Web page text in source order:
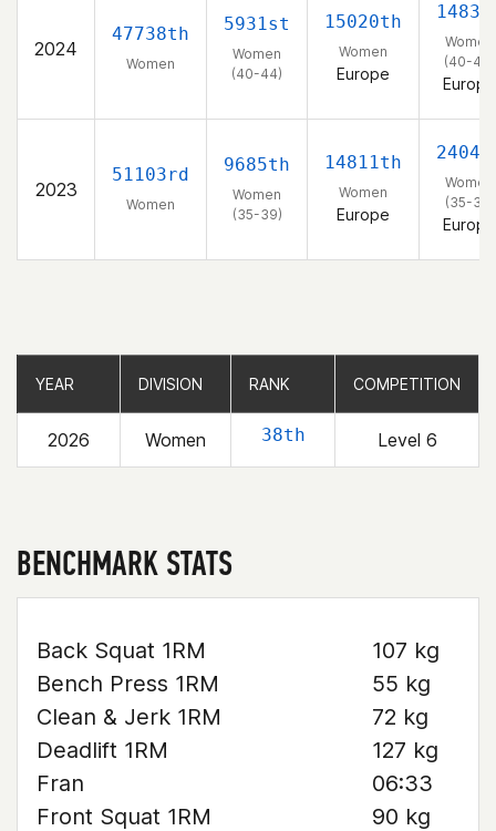
2024
47738th
Women
5931st
Women
(40-44)
15020th
Women
Europe
Women
(40-44)
Europe
2023
51103rd
Women
9685th
Women
(35-39)
14811th
Women
Europe
Women
(35-39)
Europe
YEAR DIVISION RANK COMPETITION
2026 Women 38th Level 6
YEAR DIVISION RANK COMPETITION
BENCHMARK STATS
Back Squat 1RM
107 kg
Bench Press 1RM
55 kg
Clean & Jerk 1RM
72 kg
Deadlift 1RM
127 kg
Fran
06:33
Front Squat 1RM
90 kg